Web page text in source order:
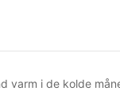
varm i de kolde